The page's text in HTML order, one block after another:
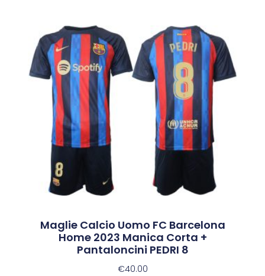
Maglie Calcio Uomo FC Barcelona
Home 2023 Manica Corta +
Pantaloncini PEDRI 8
€40.00